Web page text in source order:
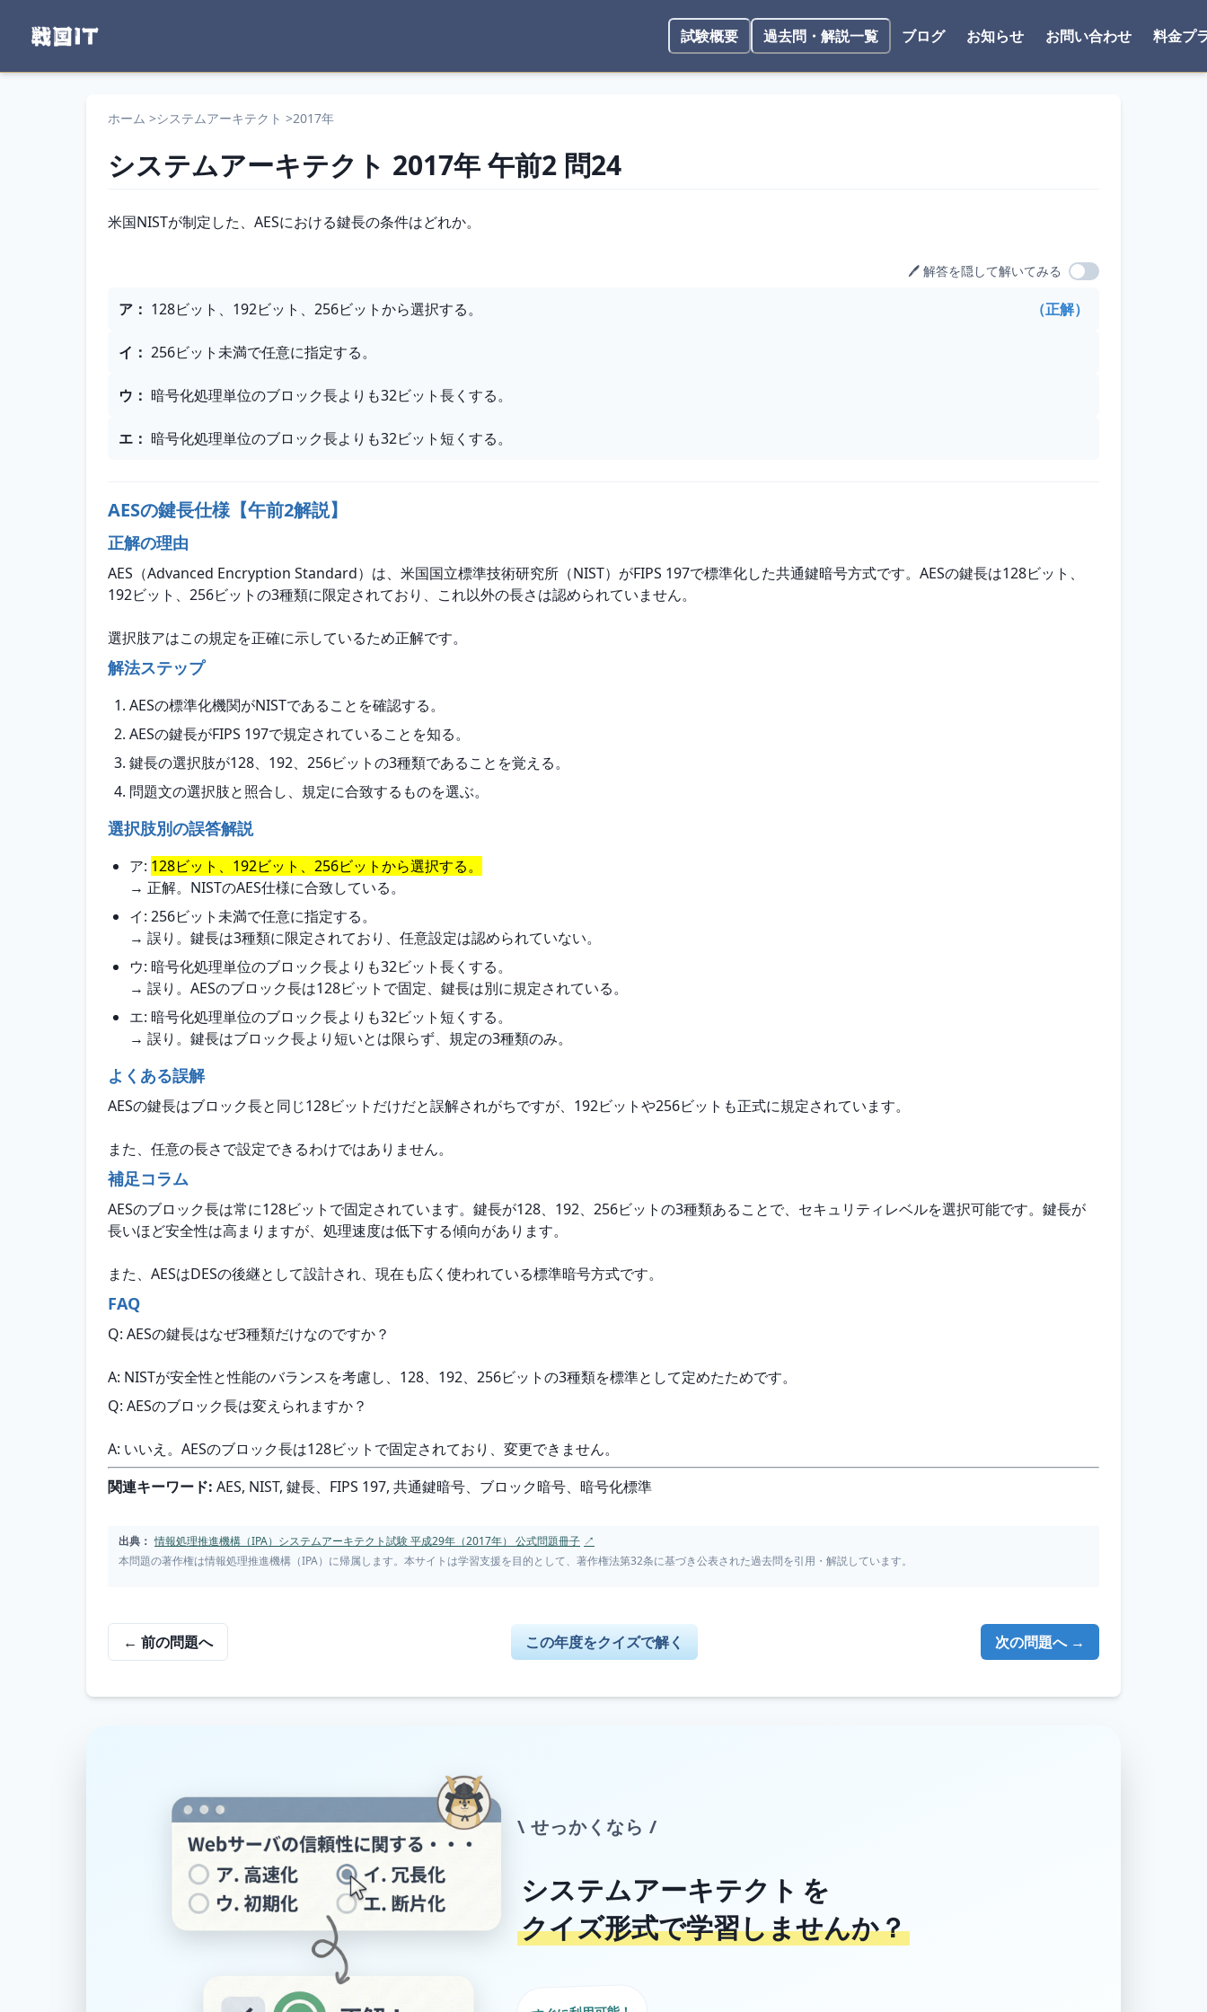
試験概要 過去問・解説一覧 ブログ お知らせ お問い合わせ 料金プ
ホーム >システムアーキテクト >2017年
システムアーキテクト 2017年午前2 問24
問題文
米国NISTが制定した、AESにおける鍵長の条件はどれか。
🖊️ 解答を隠して解いてみる
選択肢
ア ： 128ビット、192ビット、256ビットから選択する。 （正解）
イ ： 256ビット未満で任意に指定する。
ウ ： 暗号化処理単位のブロック長よりも32ビット長くする。
エ ： 暗号化処理単位のブロック長よりも32ビット短くする。
AESの鍵長仕様【午前2解説】
正解の理由
AES（Advanced Encryption Standard）は、米国国立標準技術研究所（NIST）がFIPS 197で標準化した共通鍵暗号方式です。AESの鍵長は128ビット、
192ビット、256ビットの3種類に限定されており、これ以外の長さは認められていません。
選択肢アはこの規定を正確に示しているため正解です。
解法ステップ
AESの標準化機関がNISTであることを確認する。
AESの鍵長がFIPS 197で規定されていることを知る。
鍵長の選択肢が128、192、256ビットの3種類であることを覚える。
問題文の選択肢と照合し、規定に合致するものを選ぶ。
選択肢別の誤答解説
ア: 128ビット、192ビット、256ビットから選択する。
→ 正解。NISTのAES仕様に合致している。
イ: 256ビット未満で任意に指定する。
→ 誤り。鍵長は3種類に限定されており、任意設定は認められていない。
ウ: 暗号化処理単位のブロック長よりも32ビット長くする。
→ 誤り。AESのブロック長は128ビットで固定、鍵長は別に規定されている。
エ: 暗号化処理単位のブロック長よりも32ビット短くする。
→ 誤り。鍵長はブロック長より短いとは限らず、規定の3種類のみ。
よくある誤解
AESの鍵長はブロック長と同じ128ビットだけだと誤解されがちですが、192ビットや256ビットも正式に規定されています。
また、任意の長さで設定できるわけではありません。
補足コラム
AESのブロック長は常に128ビットで固定されています。鍵長が128、192、256ビットの3種類あることで、セキュリティレベルを選択可能です。鍵長が
長いほど安全性は高まりますが、処理速度は低下する傾向があります。
また、AESはDESの後継として設計され、現在も広く使われている標準暗号方式です。
FAQ
Q: AESの鍵長はなぜ3種類だけなのですか？
A: NISTが安全性と性能のバランスを考慮し、128、192、256ビットの3種類を標準として定めたためです。
Q: AESのブロック長は変えられますか？
A: いいえ。AESのブロック長は128ビットで固定されており、変更できません。
関連キーワード: AES, NIST, 鍵長、FIPS 197, 共通鍵暗号、ブロック暗号、暗号化標準
出典： 情報処理推進機構（IPA）システムアーキテクト試験 平成29年（2017年） 公式問題冊子 ↗
本問題の著作権は情報処理推進機構（IPA）に帰属します。本サイトは学習支援を目的として、著作権法第32条に基づき公表された過去問を引用・解説しています。
← 前の問題へ この年度をクイズで解く 次の問題へ →
\ せっかくなら /
システムアーキテクト を
クイズ形式で学習しませんか？